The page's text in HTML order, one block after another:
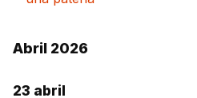
Abril 2026
23 abril